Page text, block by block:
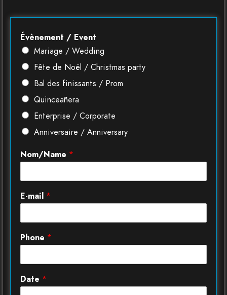
Évènement / Event
Mariage / Wedding
Fête de Noël / Christmas party
Bal des finissants / Prom
Quinceañera
Enterprise / Corporate
Anniversaire / Anniversary
Nom/Name *
E-mail *
Phone *
Date *